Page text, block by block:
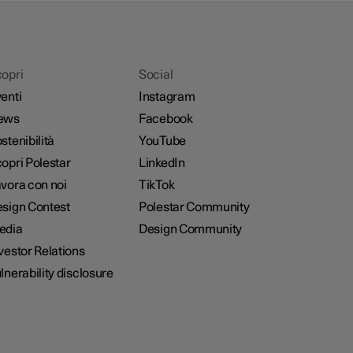
Polestar
con noi
Contest
Relations
disclosure
Social
Instagram
Facebook
YouTube
LinkedIn
TikTok
Polestar Community
Design Community